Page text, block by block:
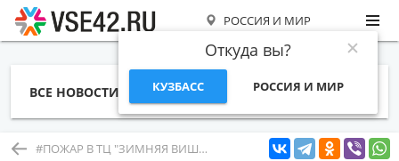
РОССИЯ И МИР
Откуда вы?
КУЗБАСС РОССИЯ И МИР
ВСЕ НОВОСТИ СТАТЬИ ТЕМЫ ФОТО
#ПОЖАР В ТЦ "ЗИМНЯЯ ВИШНЯ" В КЕМЕРОВЕ